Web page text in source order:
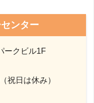
ンター
ークビル1F
祝日は休み）